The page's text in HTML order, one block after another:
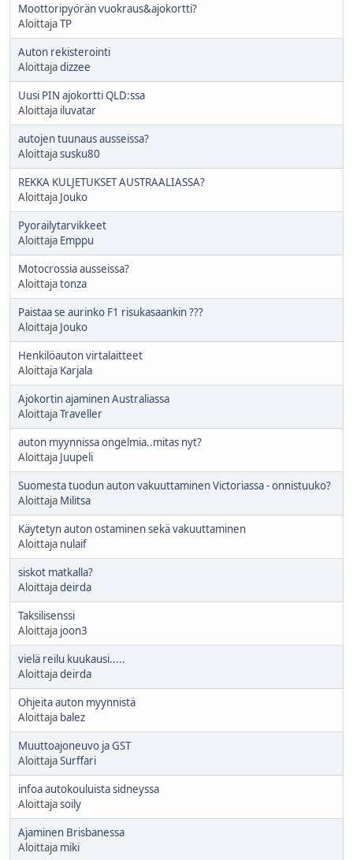
Moottoripyörän vuokraus&ajokortti?
AloittajaTP
Auton rekisterointi
Aloittajadizzee
Uusi PIN ajokortti QLD:ssa
Aloittaja iluvatar
autojen tuunaus ausseissa?
Aloittajasusku80
REKKA KULJETUKSET AUSTRAALIASSA?
Aloittaja Jouko
Pyorailytarvikkeet
Aloittaja Emppu
Motocrossia ausseissa?
Aloittajatonza
Paistaa se aurinko F1 risukasaankin ???
Aloittaja Jouko
Henkilöauton virtalaitteet
Aloittaja Karjala
Ajokortin ajaminen Australiassa
AloittajaTraveller
auton myynnissa ongelmia..mitas nyt?
Aloittaja Juupeli
Suomesta tuodun auton vakuuttaminen Victoriassa - onnistuuko?
Aloittaja Militsa
Käytetyn auton ostaminen sekä vakuuttaminen
Aloittaja nulaif
siskot matkalla?
Aloittajadeirda
Taksilisenssi
Aloittaja joon3
vielä reilu kuukausi.....
Aloittajadeirda
Ohjeita auton myynnistä
Aloittaja balez
Muuttoajoneuvo ja GST
AloittajaSurffari
infoa autokouluista sidneyssa
Aloittajasoily
Ajaminen Brisbanessa
Aloittaja miki